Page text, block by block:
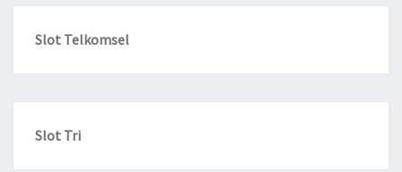
Slot Telkomsel
Slot Tri